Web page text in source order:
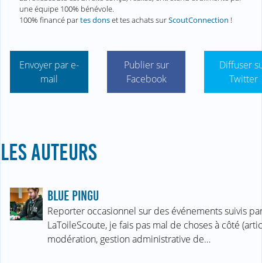
une équipe 100% bénévole.
100% financé partes donset tes achats surScoutConnection !
Envoyer par e-
mail
Publier sur
Facebook
Diffuser
Twitter
LES AUTEURS
BLUE PINGU
Reporter occasionnel sur des événements suivis
LaToileScoute, je fais pas mal de choses à côté
modération, gestion administrative de…